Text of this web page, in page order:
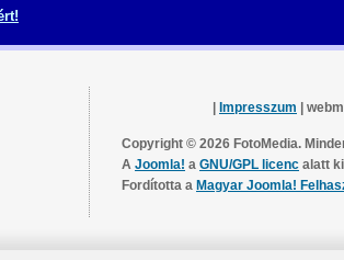
Impresszum |
Copyright © 2026 FotoMedia.
A Joomla! a GNU/GPL licenc alatt
Fordította a Magyar Joomla!